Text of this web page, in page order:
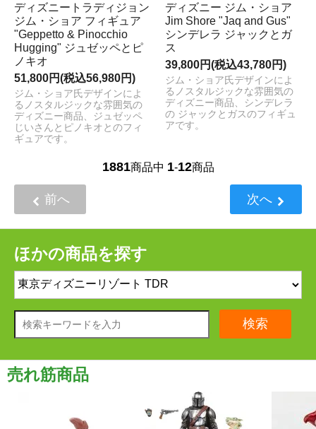
ディズニートラディジョン
ジム・ショア フィギュア
"Geppetto & Pinocchio
Hugging" ジュゼッペとピ
ノキオ
51,800円(税込56,980円)
ジム・ショア氏デザインによ
るノスタルジックな雰囲気の
ディズニー商品、ジュゼッペ
じいさんとピノキオとのフィ
ギュアです。
ディズニー ジム・ショア
Jim Shore "Jaq and Gus"
シンデレラ ジャックとガ
ス
39,800円(税込43,780円)
ジム・ショア氏デザインによ
るノスタルジックな雰囲気の
ディズニー商品、シンデレラ
の ジャックとガスのフィギュ
アです。
1881商品中 1-12商品
前へ 次へ
ほかの商品を探す
検索
売れ筋商品